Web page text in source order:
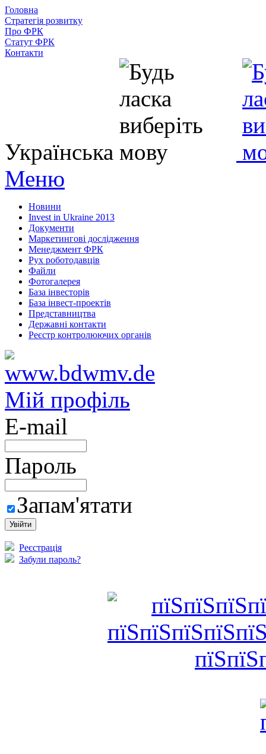
Головна
Стратегія розвитку
Про ФРК
Статут ФРК
Контакти
Українська
Меню
Новини
Invest in Ukraine 2013
Документи
Маркетингові дослідження
Менеджмент ФРК
Рух роботодавців
Файли
Фотогалерея
База інвесторів
База інвест-проектів
Представництва
Державні контакти
Реєстр контролюючих органів
Мій профіль
E-mail
Пароль
Запам'ятати
Реєстрація
Забули пароль?